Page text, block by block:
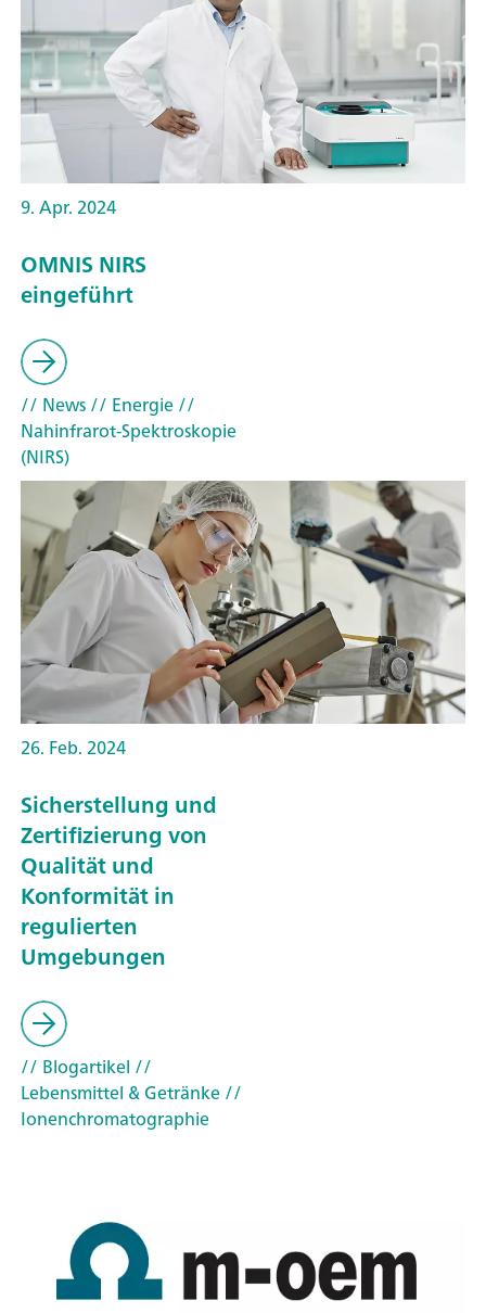
9. Apr. 2024
OMNIS NIRS
eingeführt
// News// Energie//
Nahinfrarot-Spektroskopie
(NIRS)
26. Feb. 2024
Sicherstellung und
Zertifizierung von
Qualität und
Konformität in
regulierten
Umgebungen
// Blogartikel //
Lebensmittel & Getränke//
Ionenchromatographie